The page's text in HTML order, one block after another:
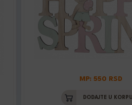
MP: 550 RSD
DODAJTE U KORPU